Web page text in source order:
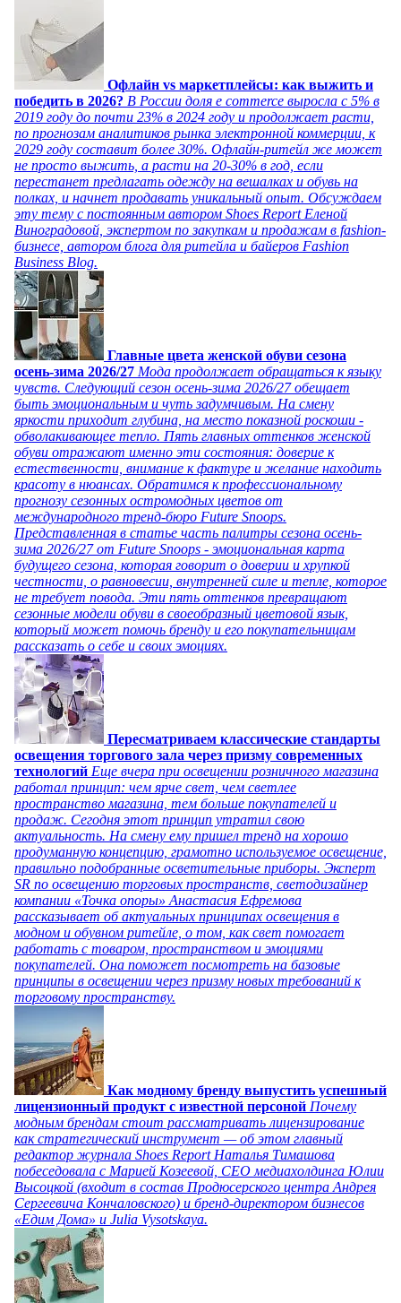
Офлайн vs маркетплейсы: как выжить и
победить в 2026? В России доля e commerce выросла с 5% в
2019 году до почти 23% в 2024 году и продолжает расти,
по прогнозам аналитиков рынка электронной коммерции, к
2029 году составит более 30%. Офлайн-ритейл же может
не просто выжить, а расти на 20-30% в год, если
перестанет предлагать одежду на вешалках и обувь на
полках, и начнет продавать уникальный опыт. Обсуждаем
эту тему с постоянным автором Shoes Report Еленой
Виноградовой, экспертом по закупкам и продажам в fashion-
бизнесе, автором блога для ритейла и байеров Fashion
Business Blog.
Главные цвета женской обуви сезона
осень-зима 2026/27 Мода продолжает обращаться к языку
чувств. Следующий сезон осень-зима 2026/27 обещает
быть эмоциональным и чуть задумчивым. На смену
яркости приходит глубина, на место показной роскоши -
обволакивающее тепло. Пять главных оттенков женской
обуви отражают именно эти состояния: доверие к
естественности, внимание к фактуре и желание находить
красоту в нюансах. Обратимся к профессиональному
прогнозу сезонных остромодных цветов от
международного тренд-бюро Future Snoops.
Представленная в статье часть палитры сезона осень-
зима 2026/27 от Future Snoops - эмоциональная карта
будущего сезона, которая говорит о доверии и хрупкой
честности, о равновесии, внутренней силе и тепле, которое
не требует повода. Эти пять оттенков превращают
сезонные модели обуви в своеобразный цветовой язык,
который может помочь бренду и его покупательницам
рассказать о себе и своих эмоциях.
Пересматриваем классические стандарты
освещения торгового зала через призму современных
технологий Еще вчера при освещении розничного магазина
работал принцип: чем ярче свет, чем светлее
пространство магазина, тем больше покупателей и
продаж. Сегодня этот принцип утратил свою
актуальность. На смену ему пришел тренд на хорошо
продуманную концепцию, грамотно используемое освещение,
правильно подобранные осветительные приборы. Эксперт
SR по освещению торговых пространств, светодизайнер
компании «Точка опоры» Анастасия Ефремова
рассказывает об актуальных принципах освещения в
модном и обувном ритейле, о том, как свет помогает
работать с товаром, пространством и эмоциями
покупателей. Она поможет посмотреть на базовые
принципы в освещении через призму новых требований к
торговому пространству.
Как модному бренду выпустить успешный
лицензионный продукт с известной персоной Почему
модным брендам стоит рассматривать лицензирование
как стратегический инструмент — об этом главный
редактор журнала Shoes Report Наталья Тимашова
побеседовала с Марией Козеевой, СЕО медиахолдинга Юлии
Высоцкой (входит в состав Продюсерского центра Андрея
Сергеевича Кончаловского) и бренд-директором бизнесов
«Едим Дома» и Julia Vysotskaya.